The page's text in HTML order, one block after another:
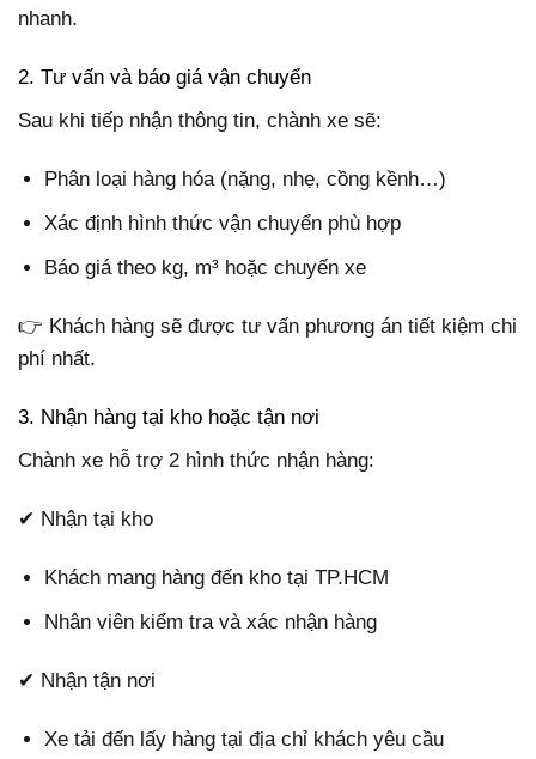
nhanh.
2. Tư vấn và báo giá vận chuyển
Sau khi tiếp nhận thông tin, chành xe sẽ:
Phân loại hàng hóa (nặng, nhẹ, cồng kềnh…)
Xác định hình thức vận chuyển phù hợp
Báo giá theo kg, m³ hoặc chuyến xe
👉 Khách hàng sẽ được tư vấn phương án tiết kiệm chi
phí nhất.
3. Nhận hàng tại kho hoặc tận nơi
Chành xe hỗ trợ 2 hình thức nhận hàng:
✔ Nhận tại kho
Khách mang hàng đến kho tại TP.HCM
Nhân viên kiểm tra và xác nhận hàng
✔ Nhận tận nơi
Xe tải đến lấy hàng tại địa chỉ khách yêu cầu